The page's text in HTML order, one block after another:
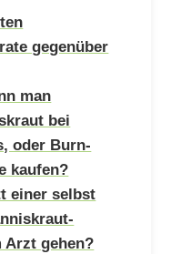
gegenüber
man
bei
oder Burn-
kaufen?
einer selbst
Arzt gehen?